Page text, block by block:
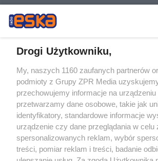
Żaden utwór zamieszczony w serwisie nie może
rozpowszechniany lub dalej rozpowszechniany w
tym także elektroniczny lub mechaniczny) na
eksploatacji w jakiejkolwiek formie, włącznie z
Internecie bez pisemnej zgody właściciela praw.
wykorzystanie utworów w całości lub w części z
tzn. bez właściwej zgody, jest zabronione pod
ścigane prawnie.
Drogi Użytkowniku,
My, naszych 1160 zaufanych partnerów
podmioty z Grupy ZPR Media
przechowujemy informacje na urządzeniu
przetwarzamy dane osobowe, takie jak
identyfikatory, standardowe informacje
urządzenie czy dane przeglądania w celu
spersonalizowanych reklam, wybór
treści, pomiar reklam i treści, badanie